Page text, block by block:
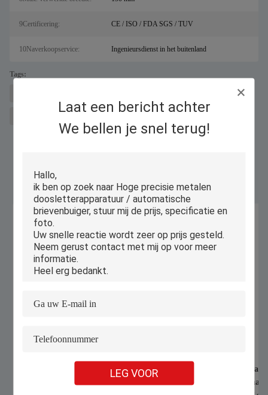
Laat een bericht achter
We bellen je snel terug!
LEG VOOR
9Certificering: CE / ISO / FDA SGS / TUV
10Naverkoopservice: Ingenieursdienst in het buitenland
Tags:
Gelijkaardige Producten
1070nm 1000W 1500W Handheld
Laser Welding Machine voor het lassen
Automatische
industriële